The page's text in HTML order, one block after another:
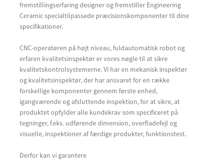
fremstillingserfaring designer og fremstiller Engineering
Ceramic specialtilpassede præcisionskomponenter til dine
specifikationer.
CNC-operatøren på højt niveau, fuldautomatisk robot og
erfaren kvalitetsinspektør er vores nøgle til at sikre
kvalitetskontrolsystemerne. Vi har en mekanisk inspektør
og kvalitetsinspektør, der har ansvaret for en række
forskellige komponenter gennem første enhed,
igangværende og afsluttende inspektion, for at sikre, at
produktet opfylder alle kundekrav som specificeret på
tegninger, f.eks. udførende dimension, overfladefejl og
visuelle, inspektioner af færdige produkter, funktionstest.
Derfor kan vi garantere